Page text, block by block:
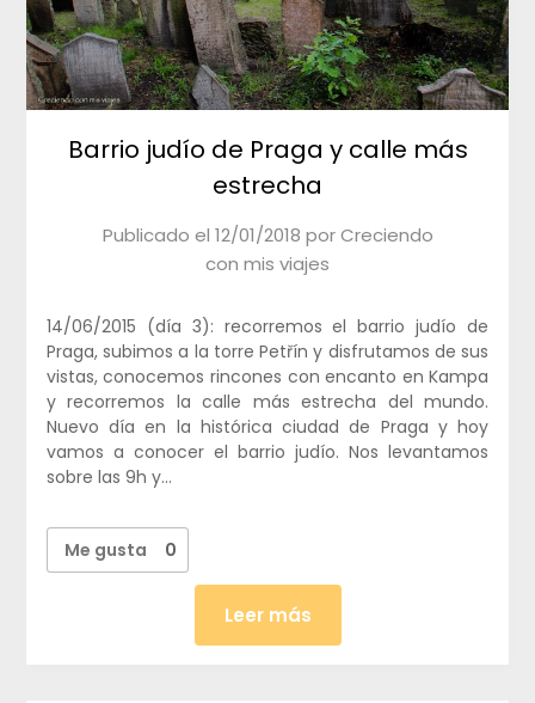
Barrio judío de Praga y calle más
estrecha
Publicado el 12/01/2018 porCreciendo
con mis viajes
14/06/2015 (día 3): recorremos el barrio judío de
Praga, subimos a la torre Petřín y disfrutamos de sus
vistas, conocemos rincones con encanto en Kampa
y recorremos la calle más estrecha del mundo.
Nuevo día en la histórica ciudad de Praga y hoy
vamos a conocer el barrio judío. Nos levantamos
sobre las 9h y…
Me gusta 0
Leer más